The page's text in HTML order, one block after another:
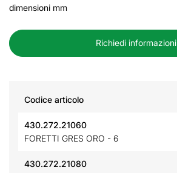
dimensioni mm
Richiedi informazioni
Codice articolo
430.272.21060
FORETTI GRES ORO - 6
430.272.21080